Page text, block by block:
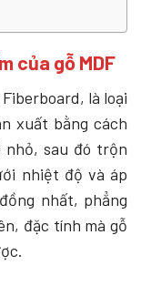
của gỗ MDF
là loại
xuất bằng cách
nhỏ, sau đó trộn
nhiệt độ và áp
nhất, phẳng
đặc tính mà gỗ